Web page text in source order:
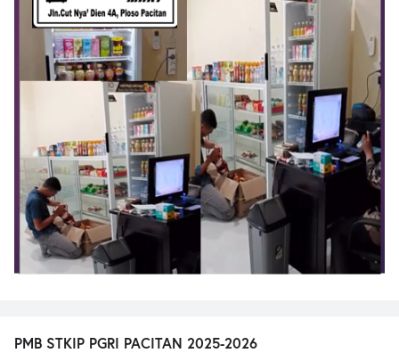
PMB STKIP PGRI PACITAN 2025-2026